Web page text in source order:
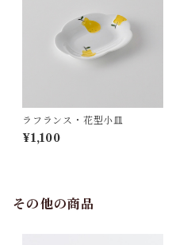
ラフランス・花型小皿
¥1,100
その他の商品